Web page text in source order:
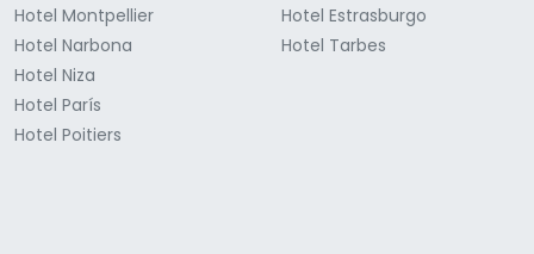
Hotel Montpellier
Hotel Narbona
Hotel Niza
Hotel París
Hotel Poitiers
Hotel Estrasburgo
Hotel Tarbes